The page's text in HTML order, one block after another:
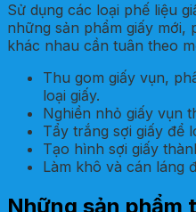
Sử dụng các loại phế liệu
những sản phẩm giấy mới,
khác nhau cần tuân theo
Thu gom giấy vụn,
loại giấy.
Nghiền nhỏ giấy vụn
Tẩy trắng sợi giấy để
Tạo hình sợi giấy
Làm khô và cán láng
Những sản phẩm